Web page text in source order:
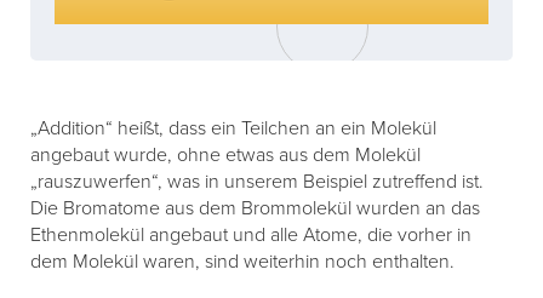
„Addition“ heißt, dass ein Teilchen an ein Molekül
angebaut wurde, ohne etwas aus dem Molekül
„rauszuwerfen“, was in unserem Beispiel zutreffend ist.
Die Bromatome aus dem Brommolekül wurden an das
Ethenmolekül angebaut und alle Atome, die vorher in
dem Molekül waren, sind weiterhin noch enthalten.